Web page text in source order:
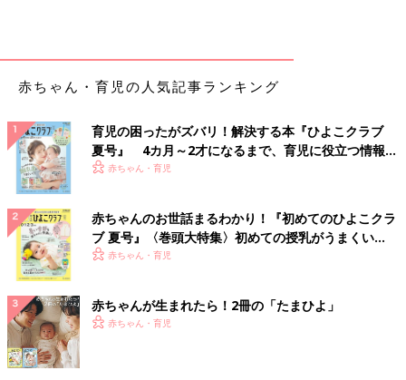
赤ちゃん・育児の人気記事ランキング
育児の困ったがズバリ！解決する本『ひよこクラブ
夏号』 4カ月～2才になるまで、育児に役立つ情報が
いっぱい！
赤ちゃん・育児
赤ちゃんのお世話まるわかり！『初めてのひよこクラ
ブ 夏号』〈巻頭大特集〉初めての授乳がうまくい
く！ おっぱい・ミルクの基本と夏のトラブル 解決テ
赤ちゃん・育児
赤ちゃんが生まれたら！2冊の「たまひよ」
赤ちゃん・育児